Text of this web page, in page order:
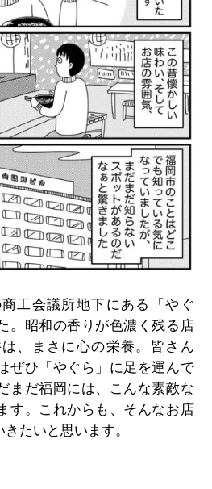
工会議所地下にある「やぐ
。昭和の香りが色濃く残る店
、まさに心の栄養。皆さん
ぜひ「やぐら」に足を運んで
まだ福岡には、こんな素敵な
す。これからも、そんなお店
たいと思います。